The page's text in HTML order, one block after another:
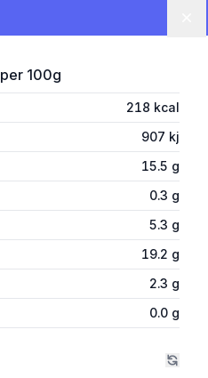
for 'Sylte 250g Metervare'
per 100g
218 kcal
907 kj
15.5 g
0.3 g
5.3 g
19.2 g
2.3 g
0.0 g